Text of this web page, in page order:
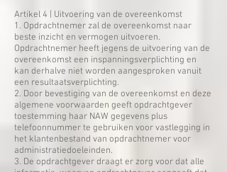
​Artikel 4 | Uitvoering van de overeenkomst
1. Opdrachtnemer zal de overeenkomst naar
beste inzicht en vermogen uitvoeren.
Opdrachtnemer heeft jegens de uitvoering van de
overeenkomst een inspanningsverplichting en
kan derhalve niet worden aangesproken vanuit
een resultaatsverplichting.
2. Door bevestiging van de overeenkomst en deze
algemene voorwaarden geeft opdrachtgever
toestemming haar NAW gegevens plus
telefoonnummer te gebruiken voor vastlegging in
het klantenbestand van opdrachtnemer voor
administratiedoeleinden.
3. De opdrachtgever draagt er zorg voor dat alle